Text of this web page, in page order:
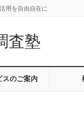
用を自由自在に
スのご案内